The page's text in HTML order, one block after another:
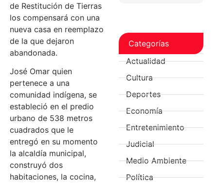
de Restitución de Tierras
los compensará con una
nueva casa en reemplazo
de la que dejaron
abandonada.
José Omar quien
pertenece a una
comunidad indígena, se
estableció en el predio
urbano de 538 metros
cuadrados que le
entregó en su momento
la alcaldía municipal,
construyó dos
habitaciones, la cocina,
Categorías
Actualidad
Cultura
Deportes
Economía
Entretenimiento
Judicial
Medio Ambiente
Política